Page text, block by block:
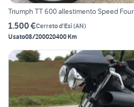
Triumph TT 600 allestimento Speed Four
1.500 €Cerreto d'Esi(AN)
Usato08/200020400 Km